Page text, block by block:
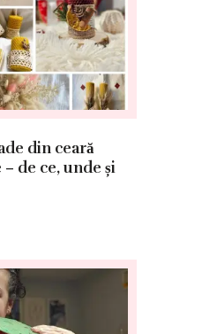
din ceară
de ce, unde și